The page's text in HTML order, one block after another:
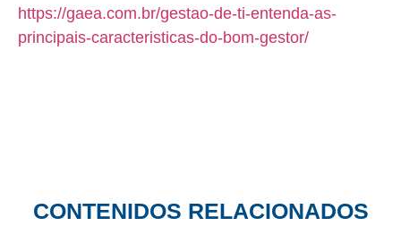
https://gaea.com.br/gestao-de-ti-entenda-as-
principais-caracteristicas-do-bom-gestor/
CONTENIDOS RELACIONADOS